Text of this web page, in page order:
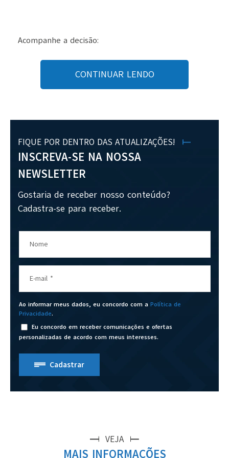
Acompanhe a decisão:
CONTINUAR LENDO
FIQUE POR DENTRO DAS ATUALIZAÇÕES!
INSCREVA-SE NA NOSSA
NEWSLETTER
Gostaria de receber nosso conteúdo?
Cadastra-se para receber.
Nome
E-mail *
Ao informar meus dados, eu concordo com a Política de
Privacidade.
Eu concordo em receber comunicações e ofertas
personalizadas de acordo com meus interesses.
Cadastrar
VEJA
MAIS INFORMAÇÕES